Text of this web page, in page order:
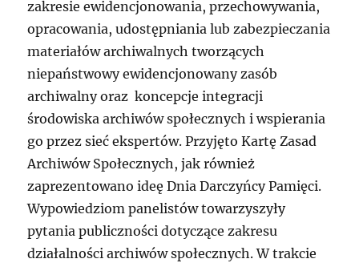
zakresie ewidencjonowania, przechowywania,
opracowania, udostępniania lub zabezpieczania
materiałów archiwalnych tworzących
niepaństwowy ewidencjonowany zasób
archiwalny oraz koncepcje integracji
środowiska archiwów społecznych i wspierania
go przez sieć ekspertów. Przyjęto Kartę Zasad
Archiwów Społecznych, jak również
zaprezentowano ideę Dnia Darczyńcy Pamięci.
Wypowiedziom panelistów towarzyszyły
pytania publiczności dotyczące zakresu
działalności archiwów społecznych. W trakcie